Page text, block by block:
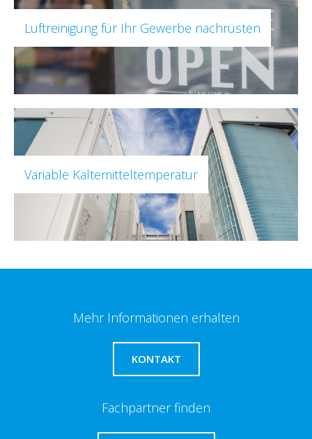
Luftreinigung für Ihr Gewerbe nachrüsten
Variable Kältemitteltemperatur
Mehr Informationen erhalten
KONTAKT
Fachpartner finden